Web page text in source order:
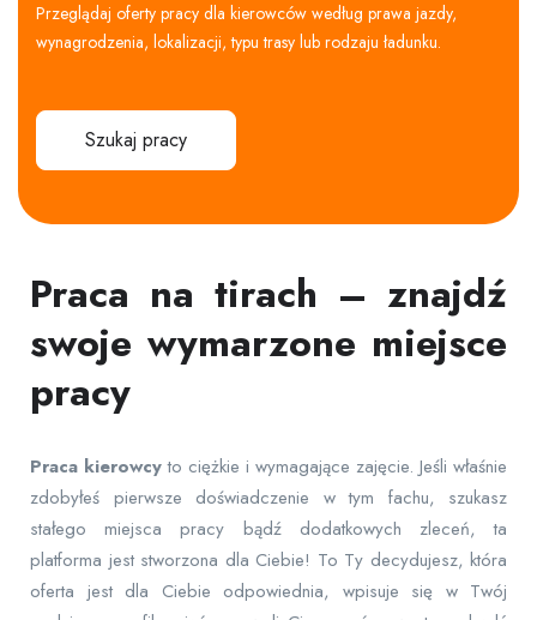
Przeglądaj oferty pracy dla kierowców według prawa jazdy,
wynagrodzenia, lokalizacji, typu trasy lub rodzaju ładunku.
Szukaj pracy
Praca na tirach – znajdź
swoje wymarzone miejsce
pracy
Praca kierowcyto ciężkie i wymagające zajęcie. Jeśli właśnie
zdobyłeś pierwsze doświadczenie w tym fachu, szukasz
stałego miejsca pracy bądź dodatkowych zleceń, ta
platforma jest stworzona dla Ciebie! To Ty decydujesz, która
oferta jest dla Ciebie odpowiednia, wpisuje się w Twój